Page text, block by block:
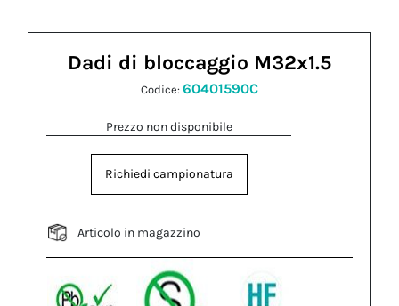
Dadi di bloccaggio M32x1.5
Codice: 60401590C
Prezzo non disponibile
Richiedi campionatura
Articolo in magazzino